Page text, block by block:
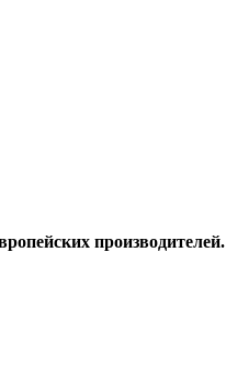
производителей.